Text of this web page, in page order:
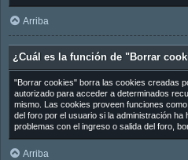
Arriba
¿Cuál es la función de "Borrar
"Borrar cookies" borra las cookies creadas
autorizado para acceder a determinados
mismo. Las cookies proveen funciones
del foro por el usuario si la administración ha
problemas con el ingreso o salida del foro,
Arriba